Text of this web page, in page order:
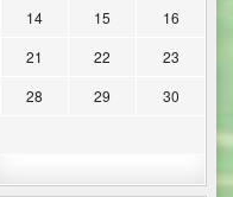
14 15
16
21 22
23
28 29
30